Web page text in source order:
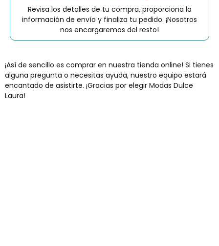
Revisa los detalles de tu compra, proporciona la
información de envío y finaliza tu pedido. ¡Nosotros
nos encargaremos del resto!
¡Así de sencillo es comprar en nuestra tienda online! Si tienes
alguna pregunta o necesitas ayuda, nuestro equipo estará
encantado de asistirte. ¡Gracias por elegir Modas Dulce
Laura!